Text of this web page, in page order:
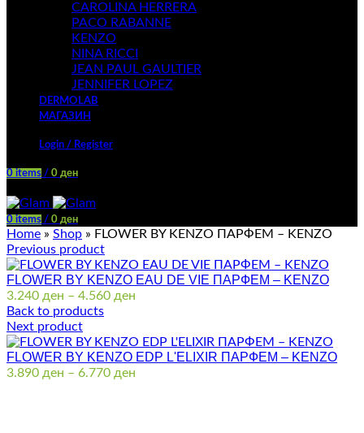
CAROLINA HERRERA
PACO RABANNE
KENZO
NINA RICCI
JEAN PAUL GAULTIER
JENNIFER LOPEZ
DERMOLAB
МАГАЗИН
Login / Register
0 items / 0 ден
0 items / 0 ден
Home » Shop » FLOWER BY KENZO ПАРФЕМ – KENZO
Previous product
FLOWER BY KENZO EAU DE VIE ПАРФЕМ – KENZO
3.240 ден – 4.560 ден
through
4.560 ден
Back to products
Next product
FLOWER BY KENZO EDP L'ELIXIR ПАРФЕМ – KENZO
3.890 ден – 6.770 ден